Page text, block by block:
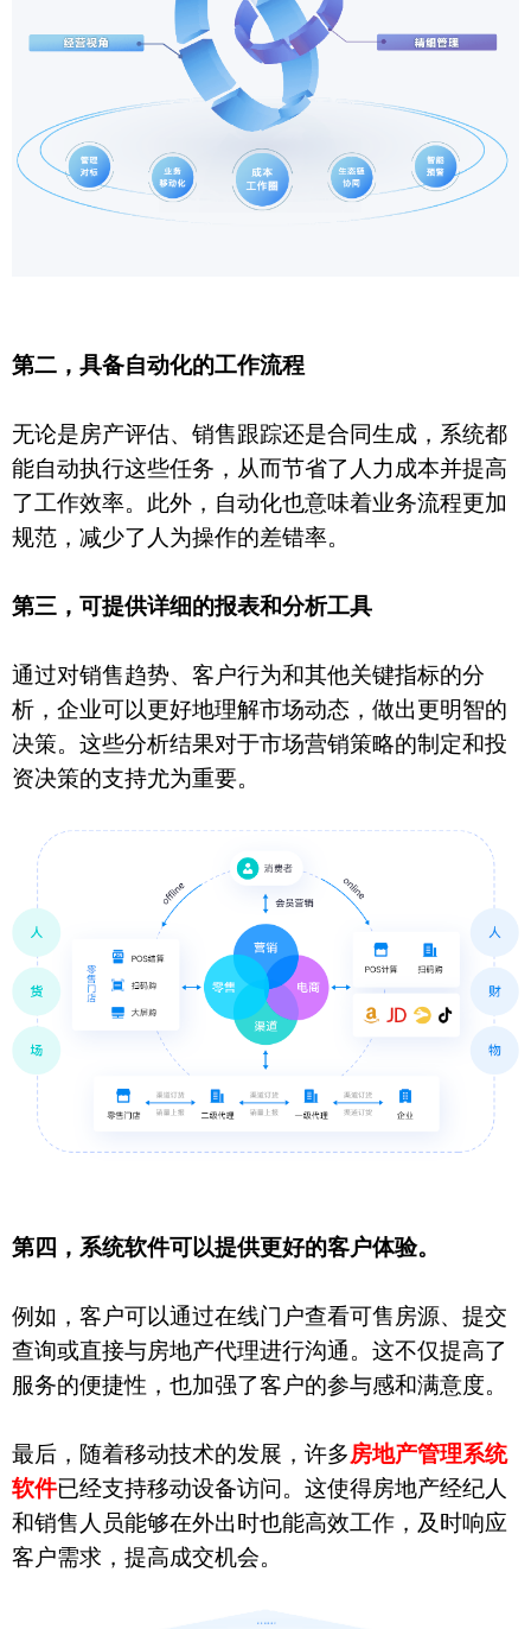
第二，具备自动化的工作流程
无论是房产评估、销售跟踪还是合同生成，系统都
能自动执行这些任务，从而节省了人力成本并提高
了工作效率。此外，自动化也意味着业务流程更加
规范，减少了人为操作的差错率。
第三，可提供详细的报表和分析工具
通过对销售趋势、客户行为和其他关键指标的分
析，企业可以更好地理解市场动态，做出更明智的
决策。这些分析结果对于市场营销策略的制定和投
资决策的支持尤为重要。
第四，系统软件可以提供更好的客户体验。
例如，客户可以通过在线门户查看可售房源、提交
查询或直接与房地产代理进行沟通。这不仅提高了
服务的便捷性，也加强了客户的参与感和满意度。
最后，随着移动技术的发展，许多房地产管理系统
软件已经支持移动设备访问。这使得房地产经纪人
和销售人员能够在外出时也能高效工作，及时响应
客户需求，提高成交机会。